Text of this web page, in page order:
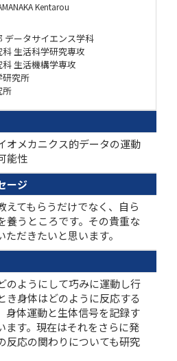
Kentarou
データサイエンス学科
生活科学研究専攻
生活機構学専攻
研究所
所
オメカニクス的データの運動
能性
ージ
えてもらうだけでなく、自ら
養うところです。その貴重な
だきたいと思います。
のようにして巧みに運動し行
き身体はどのように反応する
身体運動と生体信号を記録す
ます。現在はそれをさらに発
反応の関わりについても研究